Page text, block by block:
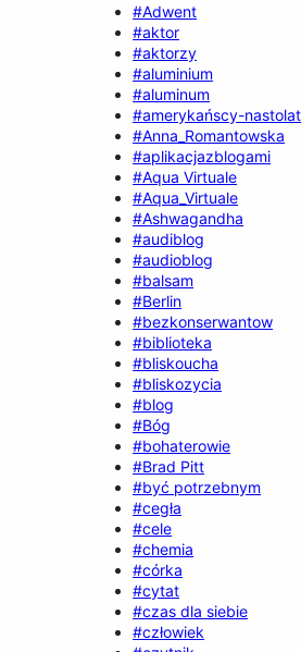
#Adwent
#aktor
#aktorzy
#aluminium
#aluminum
#amerykańscy-
#Anna_Romantowska
#aplikacjazblogami
#Aqua Virtuale
#Aqua_Virtuale
#Ashwagandha
#audiblog
#audioblog
#balsam
#Berlin
#bezkonserwantow
#biblioteka
#bliskoucha
#bliskozycia
#blog
#Bóg
#bohaterowie
#Brad Pitt
#być potrzebnym
#cegła
#cele
#chemia
#córka
#cytat
#czas dla siebie
#człowiek